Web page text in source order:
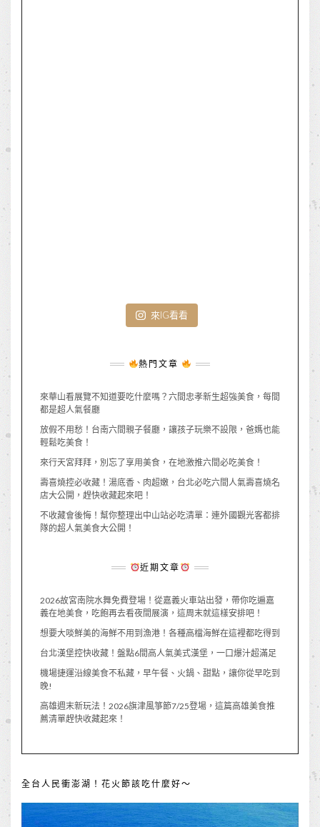
來IG看看
熱門文章
來華山看展覽不知道要吃什麼嗎？六間忠孝新生超強美食，每間
都是超人氣餐廳
放假不用愁！台南六間親子餐廳，讓孩子玩樂不設限，爸媽也能
輕鬆吃美食！
來行天宮拜拜，別忘了享用美食，在地激推六間必吃美食！
壽喜燒控必收藏！湯底香、肉超嫩，台北必吃六間人氣壽喜燒名
店大公開，趕快收藏起來吧！
不收藏會後悔！幫你整理出中山站必吃清單：連外國觀光客都排
隊的超人氣美食大公開！
近期文章
2026故宮南院水舞免費登場！從嘉義火車站出發，帶你吃遍嘉
義在地美食，吃飽再去看夜間展演，這周末就這樣安排吧！
想要大啖鮮美的海鮮不用到漁港！各種高檔海鮮在這裡都吃得到
台北漢堡控快收藏！盤點6間高人氣美式漢堡，一口爆汁超滿足
機場捷運沿線美食不私藏，早午餐、火鍋、甜點，讓你從早吃到
晚!
高雄週末新玩法！2026旗津風箏節7/25登場，這篇高雄美食推
薦清單趕快收藏起來！
全台人民衝澎湖！花火節該吃什麼好～